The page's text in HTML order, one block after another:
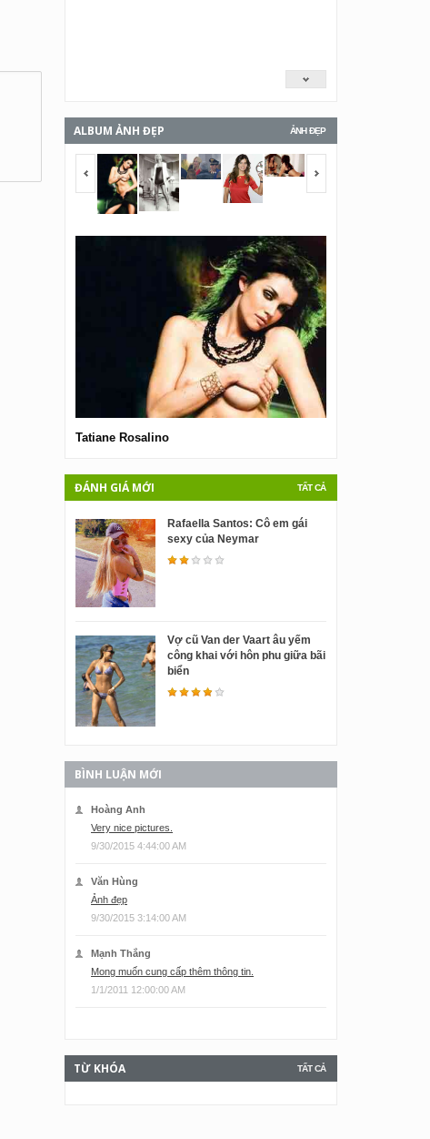
ẢNH ĐẸP
ALBUM ẢNH ĐẸP
<span></span>
Tatiane Rosalino
TẤT CẢ
ĐÁNH GIÁ MỚI
Rafaella Santos: Cô em gái
sexy của Neymar
Vợ cũ Van der Vaart âu yếm
công khai với hôn phu giữa bãi
biển
BÌNH LUẬN MỚI
Hoàng Anh
Very nice pictures.
9/30/2015 4:44:00 AM
Văn Hùng
Ảnh đẹp
9/30/2015 3:14:00 AM
Mạnh Thắng
Mong muốn cung cấp thêm thông tin.
1/1/2011 12:00:00 AM
TẤT CẢ
TỪ KHÓA